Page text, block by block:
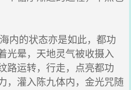
内的状态亦是如此，都功
光晕，天地灵气被收摄入
路运转，行走，点亮都功
，灌入陈九体内，金光咒随